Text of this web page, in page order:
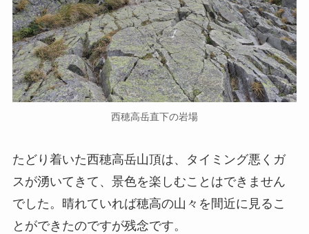
西穂高岳直下の岩場
たどり着いた西穂高岳山頂は、タイミング悪くガ
スが湧いてきて、景色を楽しむことはできません
でした。晴れていれば穂高の山々を間近に見るこ
とができたのですが残念です。